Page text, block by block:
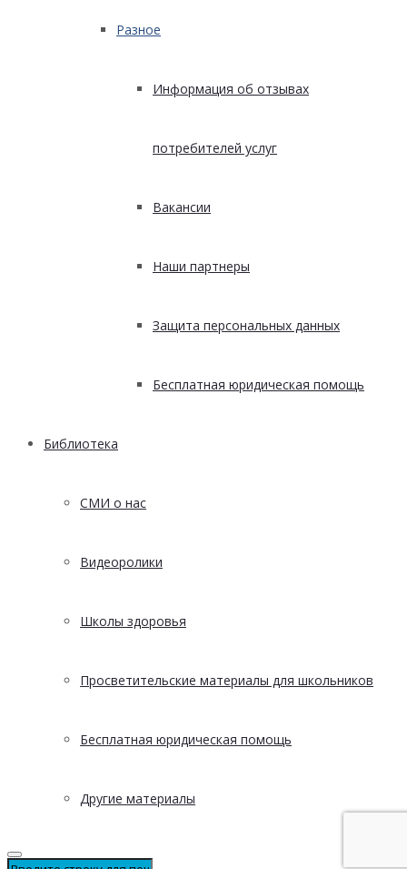
Разное
Информация об отзывах
потребителей услуг
Вакансии
Наши партнеры
Защита персональных данных
Бесплатная юридическая помощь
Библиотека
СМИ о нас
Видеоролики
Школы здоровья
Просветительские материалы для школьников
Бесплатная юридическая помощь
Другие материалы